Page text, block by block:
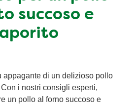
succoso e
appagante di un delizioso pollo
i nostri consigli esperti,
un pollo al forno succoso e